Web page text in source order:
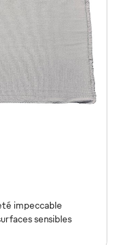
impeccable
sensibles
lavettes
mois. Si vous êtes